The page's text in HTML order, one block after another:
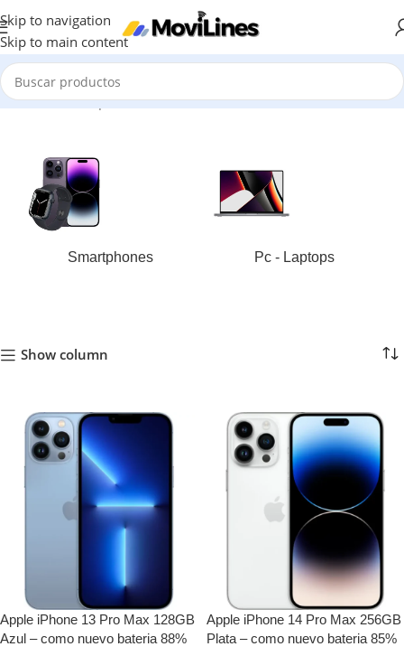
Skip to navigation
Skip to main content
Inicio/ Ram del producto/ 6 GB
Smartphones Pc - Laptops
Show column
Apple iPhone 13 Pro Max 128GB
Azul – como nuevo bateria 88%
Apple iPhone 14 Pro Max 256GB
Plata – como nuevo bateria 85%